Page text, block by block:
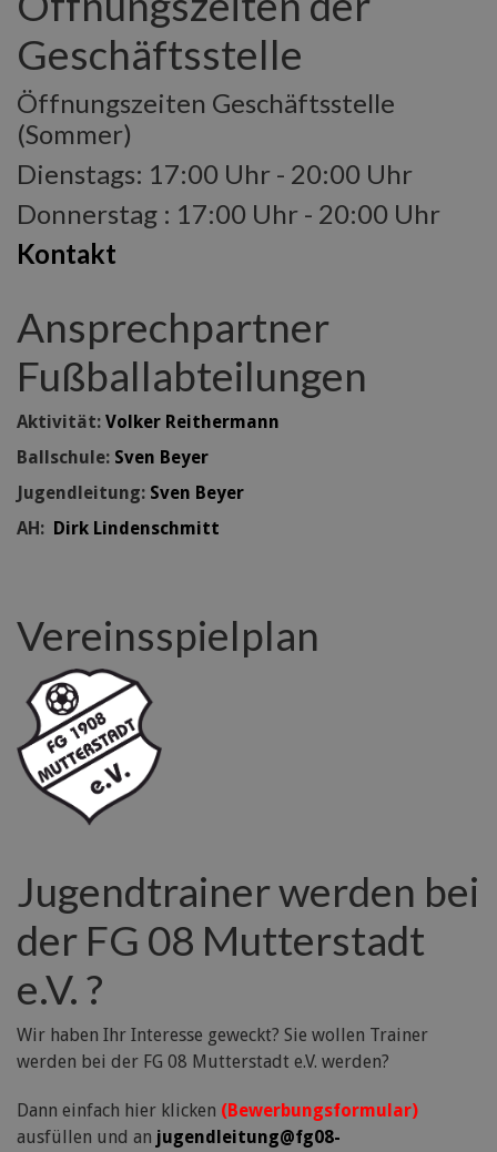
Geschäftsstelle
Öffnungszeiten Geschäftsstelle
(Sommer)
Dienstags: 17:00 Uhr - 20:00 Uhr
Donnerstag : 17:00 Uhr - 20:00 Uhr
Kontakt
Ansprechpartner
Fußballabteilungen
Aktivität: Volker Reithermann
Ballschule: Sven Beyer
Jugendleitung: Sven Beyer
AH: Dirk Lindenschmitt
Vereinsspielplan
Jugendtrainer werden bei
der FG 08 Mutterstadt
e.V. ?
Wir haben Ihr Interesse geweckt? Sie wollen Trainer
werden bei der FG 08 Mutterstadt e.V. werden?
Dann einfach hier klicken (Bewerbungsformular)
ausfüllen und an jugendleitung@fg08-